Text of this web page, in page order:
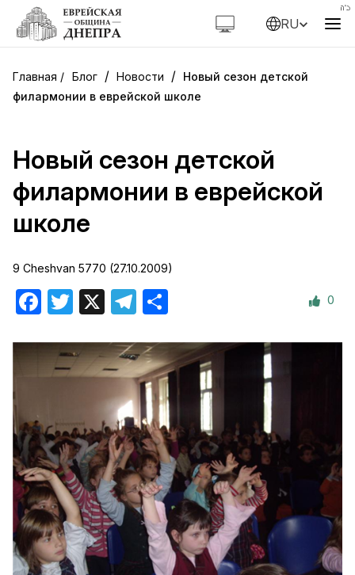
RU
Блог / Новости / Новый сезон детской
филармонии в еврейской школе
Новый сезон детской
филармонии в еврейской
школе
9 Cheshvan 5770 (27.10.2009)
Facebook
Twitter Telegram 0